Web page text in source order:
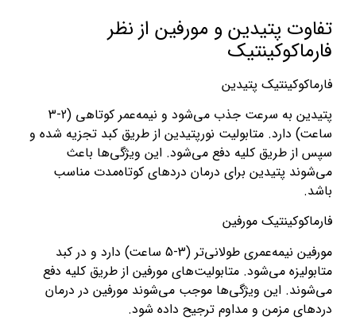
تفاوت پتیدین و مورفین از نظر
فارماکوکینتیک
فارماکوکینتیک پتیدین
پتیدین به سرعت جذب می‌شود و نیمه‌عمر کوتاهی (2-3
ساعت) دارد. متابولیت نورپتیدین از طریق کبد تجزیه شده و
سپس از طریق کلیه دفع می‌شود. این ویژگی‌ها باعث
می‌شوند پتیدین برای درمان دردهای کوتاه‌مدت مناسب
باشد.
فارماکوکینتیک مورفین
مورفین نیمه‌عمری طولانی‌تر (3-5 ساعت) دارد و در کبد
متابولیزه می‌شود. متابولیت‌های مورفین از طریق کلیه دفع
می‌شوند. این ویژگی‌ها موجب می‌شوند مورفین در درمان
دردهای مزمن و مداوم ترجیح داده شود.